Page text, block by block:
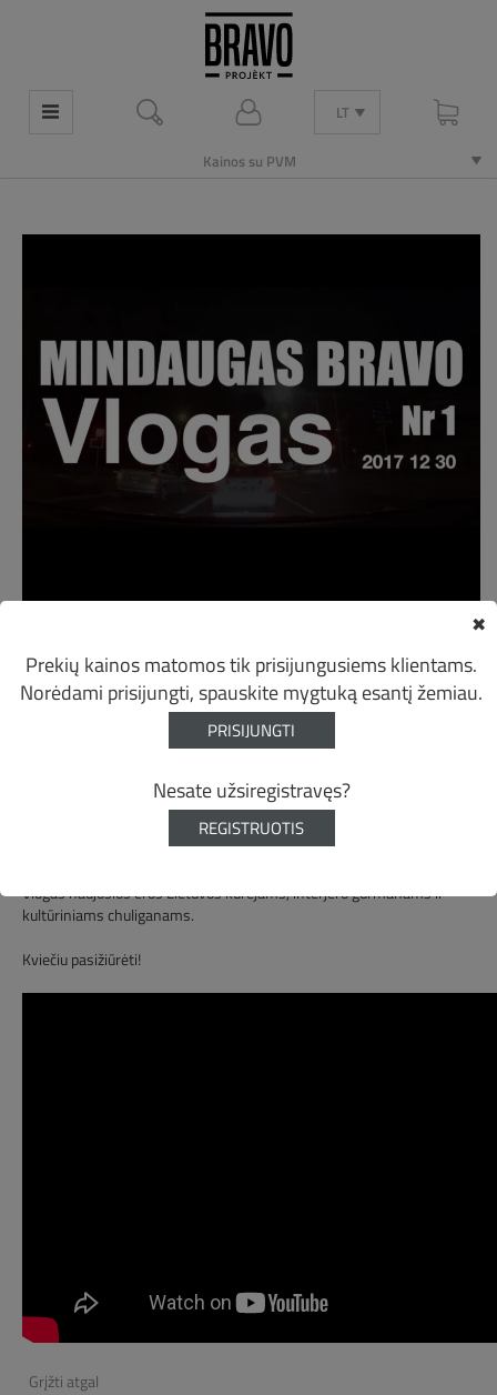
LT
Kainos su PVM
I-asis vlogas jau čia!
Pagaliau startuoja seniai planuotas video blogas!
Pirmame vloge trumpai prisistatysiu, papasakosiu apie savo veiklas
Vlogas naujosios eros Lietuvos kūrėjams, interjero gurmanams ir
kultūriniams chuliganams.
Kviečiu pasižiūrėti!
Grįžti atgal
Prekių kainos matomos tik prisijungusiems klientams.
Norėdami prisijungti, spauskite mygtuką esantį žemiau.
PRISIJUNGTI
Nesate užsiregistravęs?
REGISTRUOTIS
✖